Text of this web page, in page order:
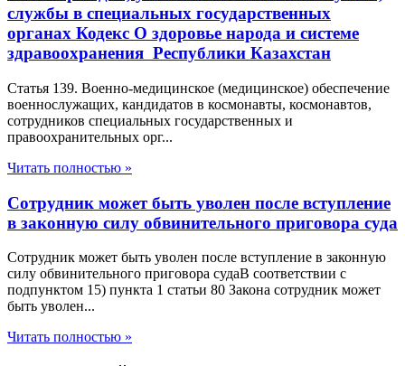
службы в специальных государственных
органах Кодекс О здоровье народа и системе
здравоохранения Республики Казахстан
Статья 139. Военно-медицинское (медицинское) обеспечение
военнослужащих, кандидатов в космонавты, космонавтов,
сотрудников специальных государственных и
правоохранительных орг...
Читать полностью »
Сотрудник может быть уволен после вступление
в законную силу обвинительного приговора суда
Сотрудник может быть уволен после вступление в законную
силу обвинительного приговора судаВ соответствии с
подпунктом 15) пункта 1 статьи 80 Закона сотрудник может
быть уволен...
Читать полностью »